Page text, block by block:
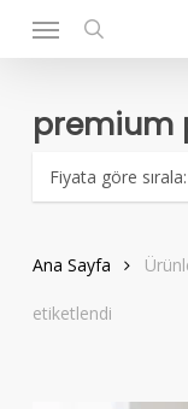
search
Menu
premium
Ana Sayfa
etiketlendi